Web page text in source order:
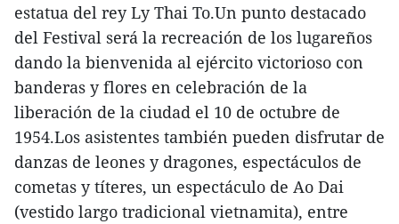
estatua del rey Ly Thai To.Un punto destacado
del Festival será la recreación de los lugareños
dando la bienvenida al ejército victorioso con
banderas y flores en celebración de la
liberación de la ciudad el 10 de octubre de
1954.Los asistentes también pueden disfrutar de
danzas de leones y dragones, espectáculos de
cometas y títeres, un espectáculo de Ao Dai
(vestido largo tradicional vietnamita), entre